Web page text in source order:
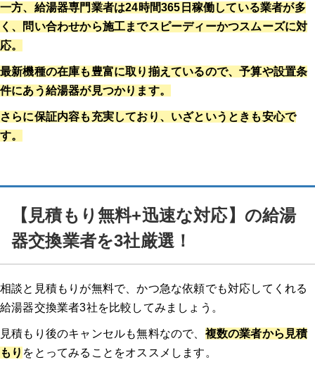
一方、給湯器専門業者は24時間365日稼働している業者が多
く、問い合わせから施工までスピーディーかつスムーズに対
応。
最新機種の在庫も豊富に取り揃えているので、予算や設置条
件にあう給湯器が見つかります。
さらに保証内容も充実しており、いざというときも安心で
す。
【見積もり無料+迅速な対応】の給湯
器交換業者を3社厳選！
相談と見積もりが無料で、かつ急な依頼でも対応してくれる
給湯器交換業者3社を比較してみましょう。
見積もり後のキャンセルも無料なので、 複数の業者から見積
もり をとってみることをオススメします。